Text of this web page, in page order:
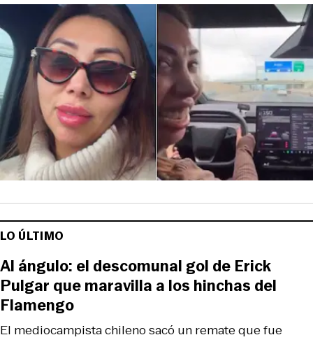
LO ÚLTIMO
El mediocampista chileno sacó un remate que fue
Al ángulo: el descomunal gol de Erick
Pulgar que maravilla a los hinchas del
Flamengo